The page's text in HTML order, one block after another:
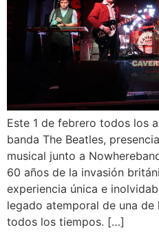
Este 1 de febrero todos los
banda The Beatles,
musical junto a
60 años de la invasión
experiencia única e
legado atemporal de una
todos los tiempos. […]